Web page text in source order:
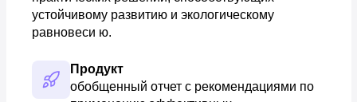
устойчивому развитию и экологическому
равновеси ю.
Продукт
обобщенный отчет с рекомендациями по